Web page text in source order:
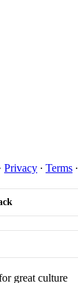
Privacy ∙ Terms ∙
great culture